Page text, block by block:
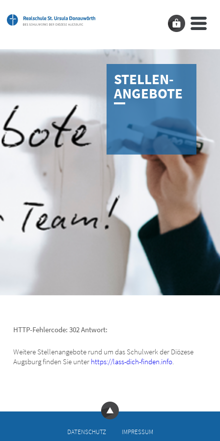
STELLEN­
ANGEBOTE
HTTP-Fehlercode: 302 Antwort:
Weitere Stellenangebote rund um das Schulwerk der Diözese
Augsburg finden Sie unter https://lass-dich-finden.info.
DATEN­SCHUTZ IM­PRES­SUM